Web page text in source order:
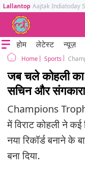
Lallantop Aajtak Indiatoday
होम लेटेस्ट न्यूज़
Home Sports
जब चले कोहली का
सचिन और
Champions
में विराट कोहली ने कई
नया रिकॉर्ड बनाने के
बना दिया.